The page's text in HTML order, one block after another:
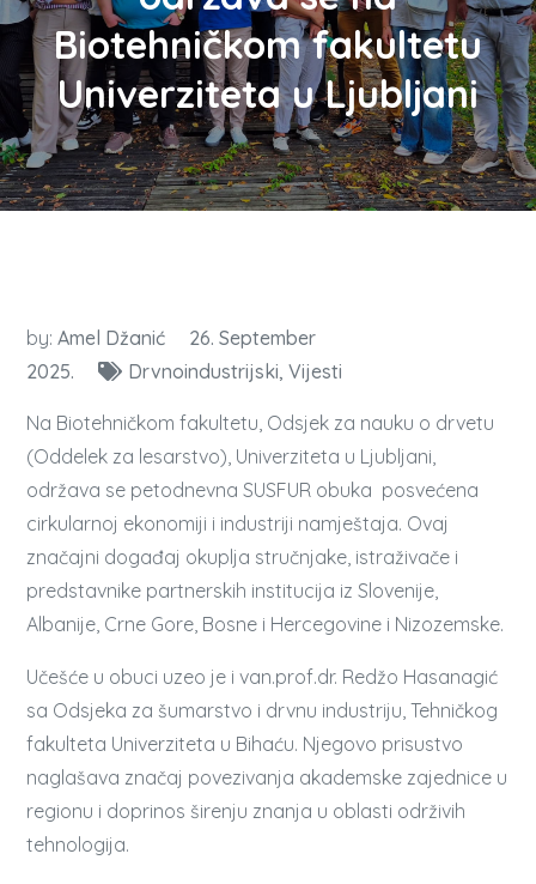
Biotehničkom fakultetu
Univerziteta u Ljubljani
by:Amel Džanić
26. September
2025.
Drvnoindustrijski Vijesti
Na Biotehničkom fakultetu, Odsjek za nauku o drvetu
(Oddelek za lesarstvo), Univerziteta u Ljubljani,
održava se petodnevna SUSFUR obuka posvećena
cirkularnoj ekonomiji i industriji namještaja. Ovaj
značajni događaj okuplja stručnjake, istraživače i
predstavnike partnerskih institucija iz Slovenije,
Albanije, Crne Gore, Bosne i Hercegovine i Nizozemske.
Učešće u obuci uzeo je i van.prof.dr. Redžo Hasanagić
sa Odsjeka za šumarstvo i drvnu industriju, Tehničkog
fakulteta Univerziteta u Bihaću. Njegovo prisustvo
naglašava značaj povezivanja akademske zajednice u
regionu i doprinos širenju znanja u oblasti održivih
tehnologija.